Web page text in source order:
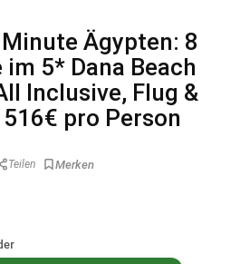
Ägypten: 8
im 5* Dana Beach
Inclusive, Flug &
pro Person
Teilen